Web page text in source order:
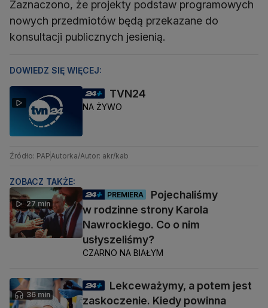
Zaznaczono, że projekty podstaw programowych
nowych przedmiotów będą przekazane do
konsultacji publicznych jesienią.
DOWIEDZ SIĘ WIĘCEJ:
TVN24
NA ŻYWO
Źródło: PAPAutorka/Autor: akr/kab
ZOBACZ TAKŻE:
27 min
PREMIERA
Pojechaliśmy
w rodzinne strony Karola
Nawrockiego. Co o nim
usłyszeliśmy?
CZARNO NA BIAŁYM
36 min
Lekceważymy, a potem jest
zaskoczenie. Kiedy powinna